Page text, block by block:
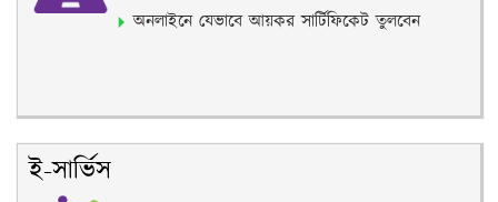
অনলাইনে যেভাবে আয়কর সার্টিফিকেট তুলবেন
ই-সার্ভিস